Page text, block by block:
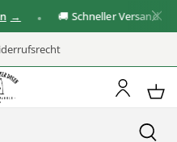
🚚 Schneller Versand